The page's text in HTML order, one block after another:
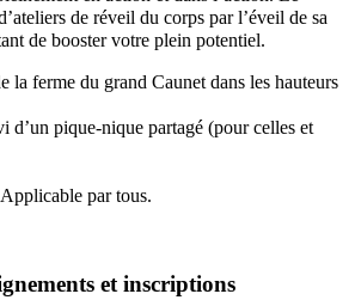
de réveil du corps par l’éveil de sa
de booster votre plein potentiel.
la ferme du grand Caunet dans les hauteurs
d’un pique-nique partagé (pour celles et
par tous.
et inscriptions